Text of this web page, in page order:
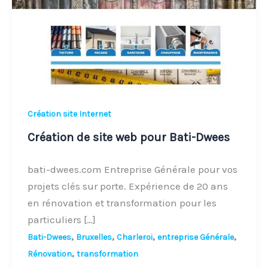
Création site Internet
Création de site web pour Bati-Dwees
bati-dwees.com Entreprise Générale pour vos
projets clés sur porte. Expérience de 20 ans
en rénovation et transformation pour les
particuliers […]
Bati-Dwees, Bruxelles, Charleroi, entreprise Générale,
Rénovation, transformation
Dwees